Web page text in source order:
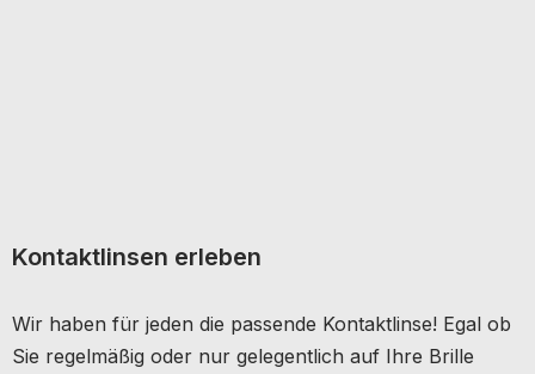
Kontaktlinsen erleben
Wir haben für jeden die passende Kontaktlinse! Egal ob
Sie regelmäßig oder nur gelegentlich auf Ihre Brille